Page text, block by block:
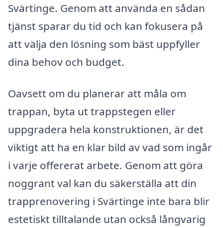
Svärtinge. Genom att använda en sådan
tjänst sparar du tid och kan fokusera på
att välja den lösning som bäst uppfyller
dina behov och budget.
Oavsett om du planerar att måla om
trappan, byta ut trappstegen eller
uppgradera hela konstruktionen, är det
viktigt att ha en klar bild av vad som ingår
i varje offererat arbete. Genom att göra
noggrant val kan du säkerställa att din
trapprenovering i Svärtinge inte bara blir
estetiskt tilltalande utan också långvarig